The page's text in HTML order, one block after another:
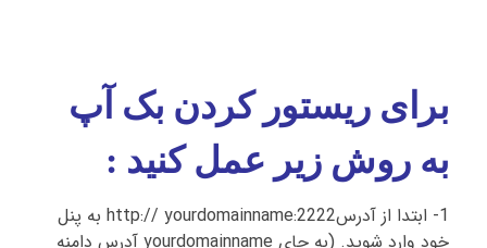
برای ریستور کردن بک آپ
به روش زیر عمل کنید :
1- ابتدا از آدرسhttp:// yourdomainname:2222 به پنل
خود وارد شوید. (به جای yourdomainname آدرس دامنه